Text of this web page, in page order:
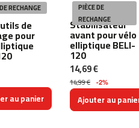
RECHANGE
de
pour
au panier
PIÈCE DE
RECHANGE
Stabilisateur
avant pour vélo
elliptique BELI-
120
14,69 €
14,99 € -2%
Ajouter au